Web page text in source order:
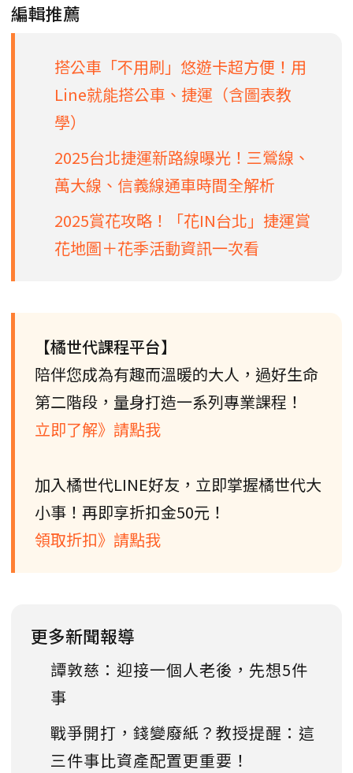
編輯推薦
搭公車「不用刷」悠遊卡超方便！用
Line就能搭公車、捷運（含圖表教
學）
2025台北捷運新路線曝光！三鶯線、
萬大線、信義線通車時間全解析
2025賞花攻略！「花IN台北」捷運賞
花地圖＋花季活動資訊一次看
【橘世代課程平台】
陪伴您成為有趣而溫暖的大人，過好生命
第二階段，量身打造一系列專業課程！
立即了解》請點我
加入橘世代LINE好友，立即掌握橘世代大
小事！再即享折扣金50元！
領取折扣》請點我
更多新聞報導
譚敦慈：迎接一個人老後，先想5件
事
戰爭開打，錢變廢紙？教授提醒：這
三件事比資產配置更重要！